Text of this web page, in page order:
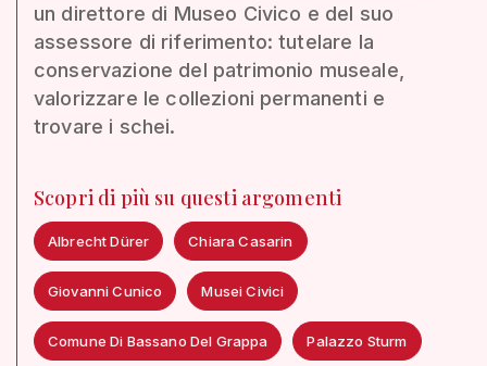
un direttore di Museo Civico e del suo
assessore di riferimento: tutelare la
conservazione del patrimonio museale,
valorizzare le collezioni permanenti e
trovare i schei.
Scopri di più su questi argomenti
Albrecht Dürer Chiara Casarin
Giovanni Cunico Musei Civici
Comune Di Bassano Del Grappa Palazzo Sturm